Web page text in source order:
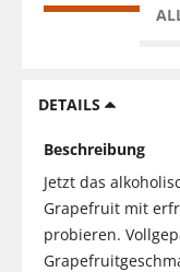
DETAILS
Beschreibung
Jetzt das
Grapefruit mit
probieren.